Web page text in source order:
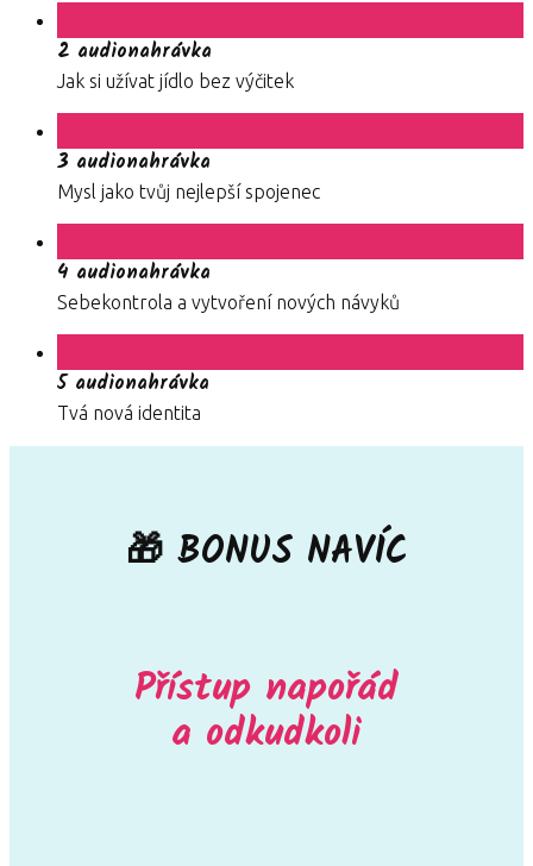
2 audionahrávka
Jak si užívat jídlo bez výčitek
3 audionahrávka
Mysl jako tvůj nejlepší spojenec
4 audionahrávka
Sebekontrola a vytvoření nových návyků
5 audionahrávka
Tvá nová identita
🎁 BONUS NAVÍC
Přístup napořád
a odkudkoli